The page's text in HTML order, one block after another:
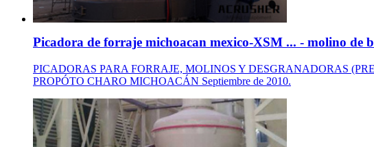
Picadora de forraje michoacan mexico-XSM ... - molino de
PICADORAS PARA FORRAJE, MOLINOS Y DESGRANADORAS
PROPÓTO CHARO MICHOACÁN Septiembre de 2010.